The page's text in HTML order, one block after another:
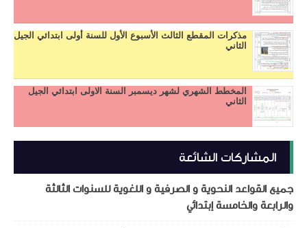
مذكرات المقطع الثالث الأسبوع الأول للسنة أولى ابتدائي الجيل
الثاني
المخطط الشهري لشهر ديسمبر السنة الاولى ابتدائي الجيل
الثاني
المشاركات الشائعة
جميع القواعد النحوية و الصرفية و اللغوية للسنوات الثالثة
والرابعة والخامسة إبتدائي